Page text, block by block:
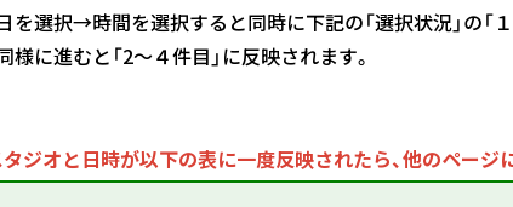
を選択→時間を選択すると同時に下記の「選択状況」の「１
様に進むと「2～４件目」に反映されます。
ジオと日時が以下の表に一度反映されたら、他のページ